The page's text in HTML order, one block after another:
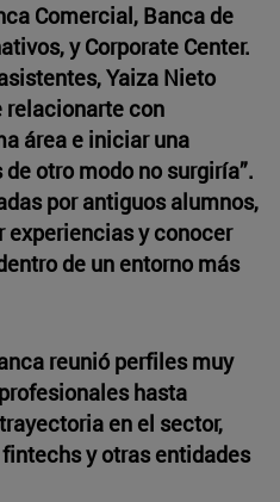
Comercial, Banca de
y Corporate Center.
Yaiza Nieto
relacionarte con
área e iniciar una
otro modo no surgiría”.
por antiguos alumnos,
y conocer
de un entorno más
reunió perfiles muy
hasta
en el sector,
y otras entidades